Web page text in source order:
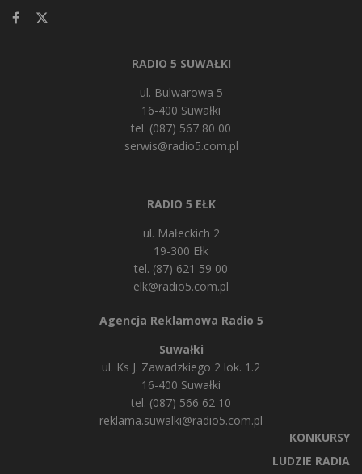
RADIO 5 SUWAŁKI
ul. Bulwarowa 5
16-400 Suwałki
tel. (087) 567 80 00
serwis@radio5.com.pl
RADIO 5 EŁK
ul. Małeckich 2
19-300 Ełk
tel. (87) 621 59 00
elk@radio5.com.pl
Agencja Reklamowa Radio 5
Suwałki
ul. Ks J. Zawadzkiego 2 lok. 1.2
16-400 Suwałki
tel. (087) 566 62 10
reklama.suwalki@radio5.com.pl
KONKURSY
LUDZIE RADIA